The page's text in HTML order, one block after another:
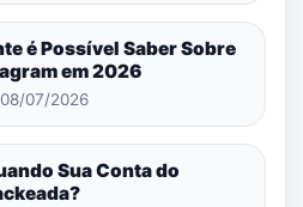
é Possível Saber Sobre
em 2026
07/2026
Sua Conta do